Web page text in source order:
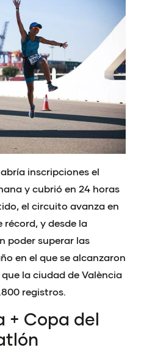
inscripciones el
y cubrió en 24 horas
el circuito avanza en
récord, y desde la
poder superar las
en el que se alcanzaron
la ciudad de València
registros.
+ Copa del